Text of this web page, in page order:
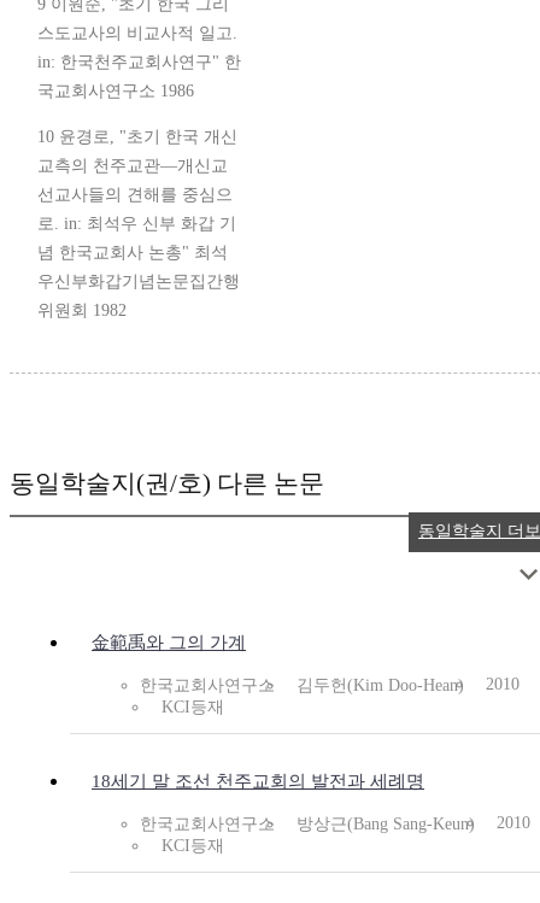
9 이원순, "초기 한국 그리
스도교사의 비교사적 일고.
in: 한국천주교회사연구" 한
국교회사연구소 1986
10 윤경로, "초기 한국 개신
교측의 천주교관—개신교
선교사들의 견해를 중심으
로. in: 최석우 신부 화갑 기
념 한국교회사 논총" 최석
우신부화갑기념논문집간행
위원회 1982
동일학술지(권/호) 다른 논문
金範禹와 그의 가계
한국교회사연구소 김두헌(Kim Doo-Hean)
2010
KCI등재
18세기 말 조선 천주교회의 발전과 세례명
한국교회사연구소 방상근(Bang Sang-Keun)
2010
KCI등재
동일학술지 더